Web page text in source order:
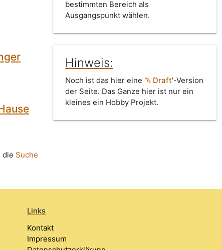
die Suche
bestimmten Bereich als
Ausgangspunkt wählen.
Hinweis:
Noch ist das hier eine ' Draft'-Version
der Seite. Das Ganze hier ist nur ein
kleines ein Hobby Projekt.
Links
Kontakt
Impressum